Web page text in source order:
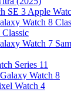
Apple
Series 11
Watch 8
Watch 4